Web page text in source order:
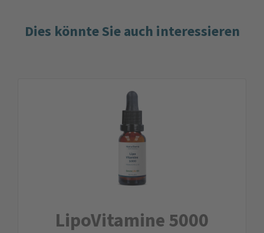
Dies könnte Sie auch interessieren
LipoVitamine 5000